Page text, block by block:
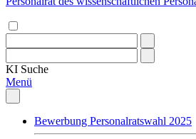
KI Suche
Menü
Bewerbung Personalratswahl 2025